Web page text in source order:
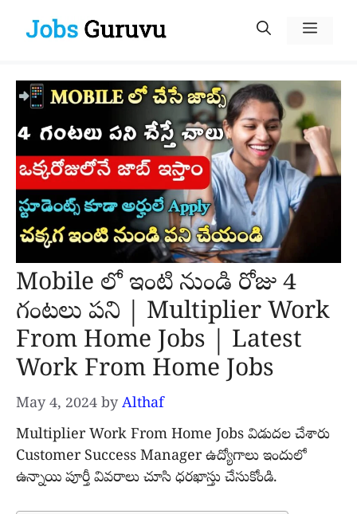
Menu
Mobile లో ఇంటి నుండి రోజు 4
గంటలు పని | Multiplier Work
From Home Jobs | Latest
Work From Home Jobs
May 4, 2024 by Althaf
Multiplier Work From Home Jobs విడుదల చేశారు
Customer Success Manager ఉద్యోగాలు ఇందులో
ఉన్నాయి పూర్తీ వివరాలు చూసి ధరఖాస్తు చేసుకోండి.